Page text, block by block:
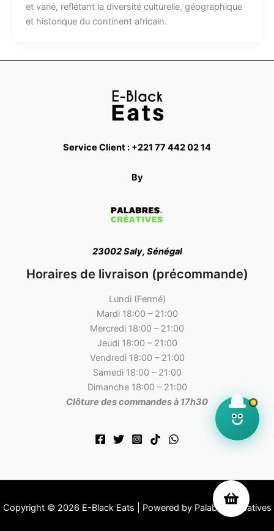
et varié, reflétant la diversité culturelle, géographique
et historique du continent africain.
Service Client : +221 77 442 02 14
By
23002 Saly, Sénégal
Horaires de livraison (précommande)
Lundi (Fermé)
Mardi 18:00 – 21:00
Mercredi 18:00 – 21:00
Jeudi 18:00 – 21:00
Vendredi 18:00 – 21:00
Samedi 18:00 – 21:00
Dimanche 18:00 – 21:00
Clôture des commandes à 17h30
Copyright © 2026 E-Black Eats | Powered by Palabres Créatives